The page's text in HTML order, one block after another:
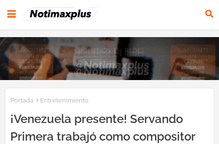
Portada Entretenimiento
¡Venezuela presente! Servando
Primera trabajó como compositor